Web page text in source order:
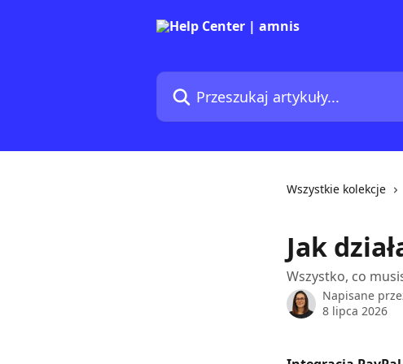
Przeszukaj artykuły...
Wszystkie kolekcje
Jak
Wszystko, co
Napisane
8 lipca 2026